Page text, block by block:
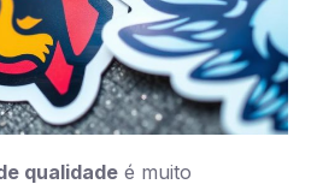
qualidade é muito